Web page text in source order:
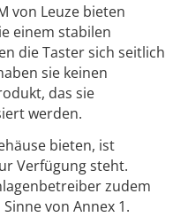
von Leuze bieten
einem stabilen
die Taster sich seitlich
sie keinen
das sie
werden.
bieten, ist
Verfügung steht.
zudem
von Annex 1.